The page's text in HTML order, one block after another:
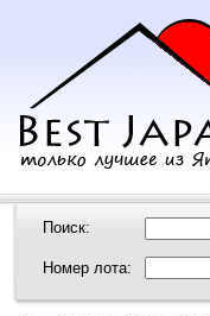
Поиск:
Номер лота: